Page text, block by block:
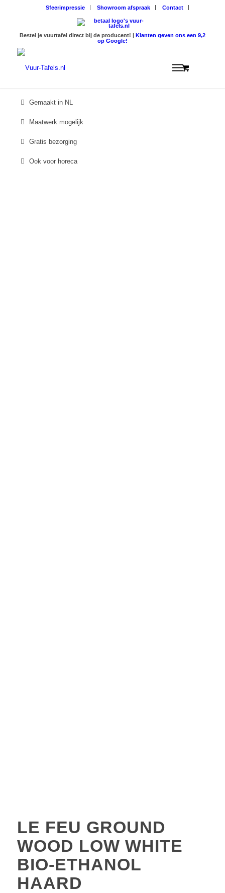
Sfeerimpressie Showroom afspraak Contact
Bestel je vuurtafel direct bij de producent! | Klanten geven ons een 9,2
op Google!
Gemaakt in NL
Maatwerk mogelijk
Gratis bezorging
Ook voor horeca
LE FEU GROUND
WOOD LOW WHITE
BIO-ETHANOL
HAARD